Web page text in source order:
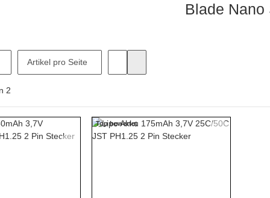
Blade Nano
Artikel pro Seite
2
Top bewertet